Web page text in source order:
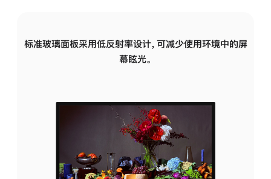
标准玻璃面板采用低反射率设计，可减少使用环境中的屏
幕眩光。